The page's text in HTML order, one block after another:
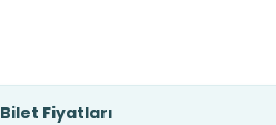
Bilet Fiyatları